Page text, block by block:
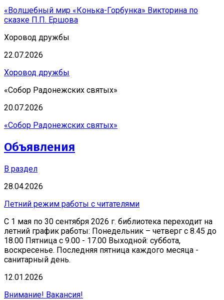
«Волшебный мир «Конька-Горбунка» Викторина по
сказке П.П. Ершова
Хоровод дружбы
22.07.2026
Хоровод дружбы
«Собор Радонежских святых»
20.07.2026
«Собор Радонежских святых»
Объявления
В раздел
28.04.2026
Летний режим работы с читателями
С 1 мая по 30 сентября 2026 г. библиотека переходит на
летний график работы: Понедельник – четверг с 8.45 до
18.00 Пятница с 9.00 - 17.00 Выходной: суббота,
воскресенье. Последняя пятница каждого месяца -
санитарный день.
12.01.2026
Внимание! Вакансия!